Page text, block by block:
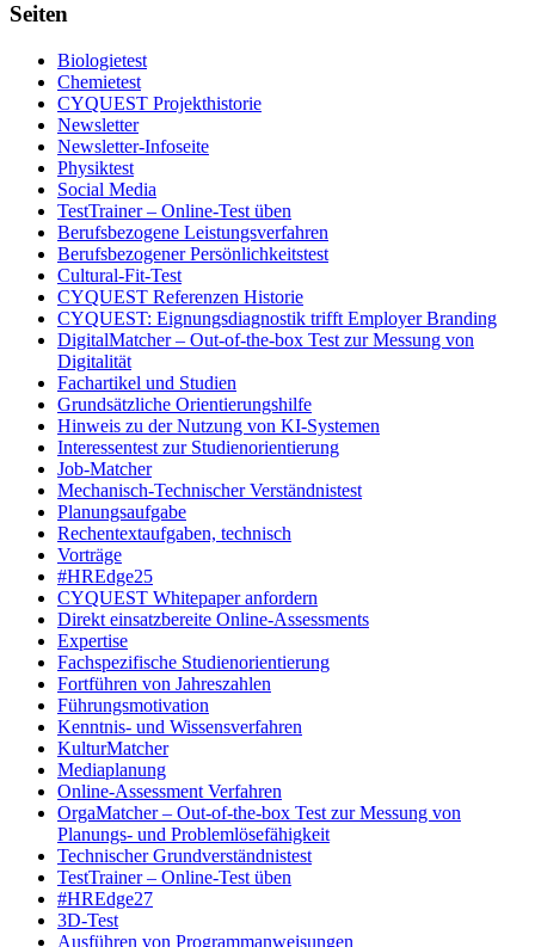
Seiten
Biologietest
Chemietest
CYQUEST Projekthistorie
Newsletter
Newsletter-Infoseite
Physiktest
Social Media
TestTrainer – Online-Test üben
Berufsbezogene Leistungsverfahren
Berufsbezogener Persönlichkeitstest
Cultural-Fit-Test
CYQUEST Referenzen Historie
CYQUEST: Eignungsdiagnostik trifft Employer Branding
DigitalMatcher – Out-of-the-box Test zur Messung von
Digitalität
Fachartikel und Studien
Grundsätzliche Orientierungshilfe
Hinweis zu der Nutzung von KI-Systemen
Interessentest zur Studienorientierung
Job-Matcher
Mechanisch-Technischer Verständnistest
Planungsaufgabe
Rechentextaufgaben, technisch
Vorträge
#HREdge25
CYQUEST Whitepaper anfordern
Direkt einsatzbereite Online-Assessments
Expertise
Fachspezifische Studienorientierung
Fortführen von Jahreszahlen
Führungsmotivation
Kenntnis- und Wissensverfahren
KulturMatcher
Mediaplanung
Online-Assessment Verfahren
OrgaMatcher – Out-of-the-box Test zur Messung von
Planungs- und Problemlösefähigkeit
Technischer Grundverständnistest
TestTrainer – Online-Test üben
#HREdge27
3D-Test
Ausführen von Programmanweisungen